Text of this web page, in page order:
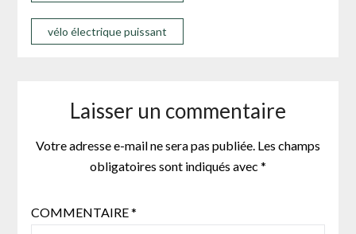
vélo électrique puissant
Laisser un commentaire
Votre adresse e-mail ne sera pas publiée. Les champs
obligatoires sont indiqués avec *
COMMENTAIRE*